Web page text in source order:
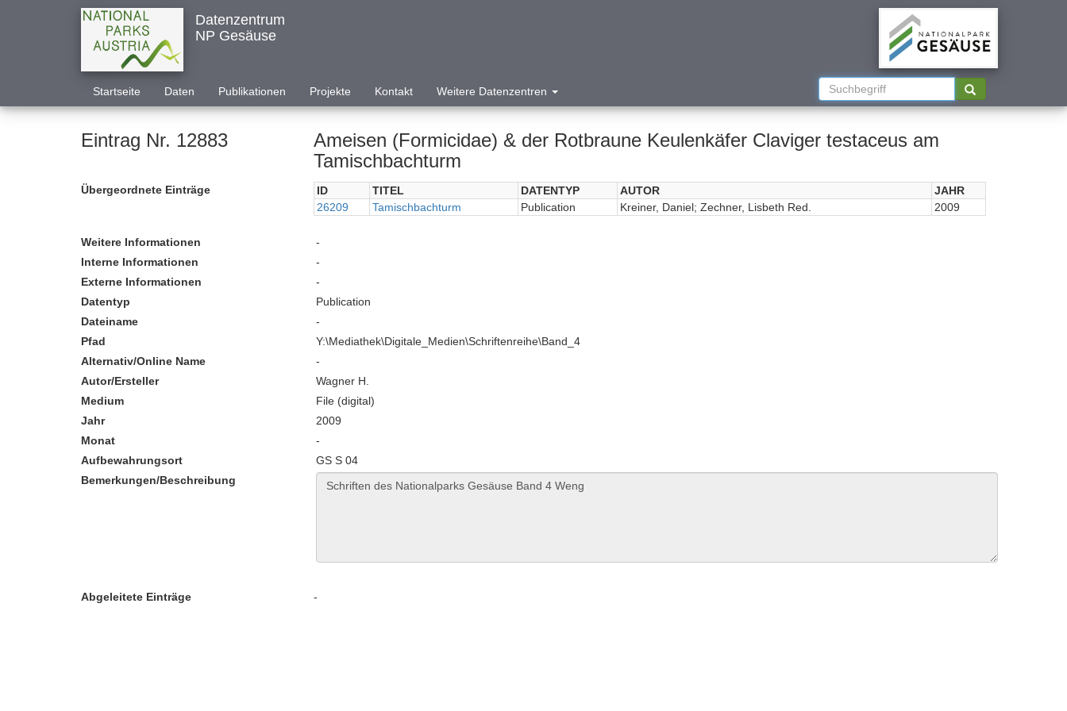
Datenzentrum
NP Gesäuse
Startseite Daten Publikationen Projekte Kontakt Weitere Datenzentren
Eintrag Nr. 12883
Ameisen (Formicidae) & der Rotbraune Keulenkäfer Claviger testaceus am
Tamischbachturm
Übergeordnete Einträge ID TITEL DATENTYP AUTOR
JAHR
26209
Tamischbachturm Publication Kreiner, Daniel; Zechner, Lisbeth Red. 2009
Weitere Informationen
-
Interne Informationen
-
Externe Informationen
-
Datentyp
Publication
Dateiname
-
Pfad
Y:\Mediathek\Digitale_Medien\Schriftenreihe\Band_4
Alternativ/Online Name
-
Autor/Ersteller
Wagner H.
Medium
File (digital)
Jahr
2009
Monat
-
Aufbewahrungsort
GS S 04
Bemerkungen/Beschreibung
Abgeleitete Einträge -